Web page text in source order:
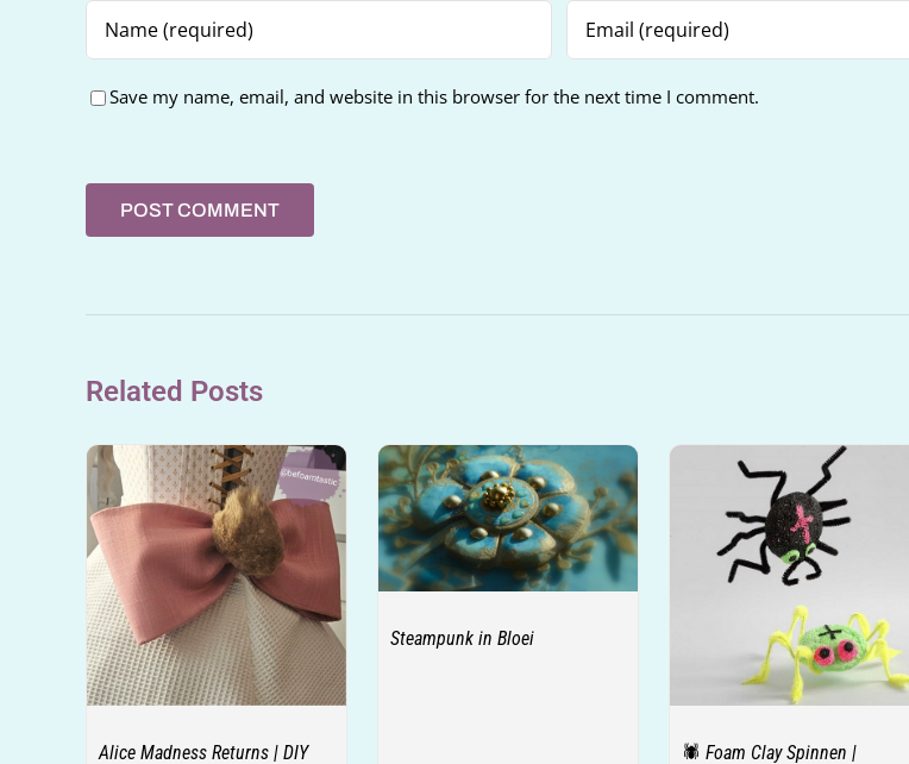
Save my name, email, and website in this browser for the next time I comment.
Related Posts
Alice Madness Returns | DIY
Steampunk in Bloei
🕷️ Foam Clay Spinnen |